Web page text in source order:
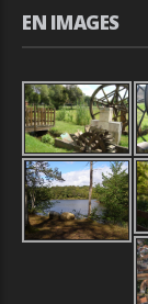
EN IMAGES